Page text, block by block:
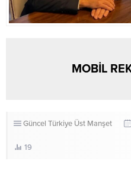
MOBİL
Güncel Türkiye Üst Manşet
19